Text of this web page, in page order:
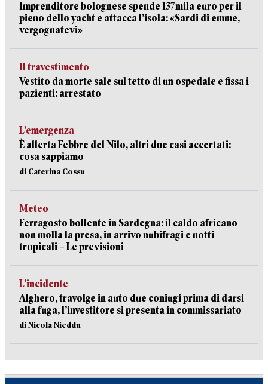
Imprenditore bolognese spende 137mila euro per il
pieno dello yacht e attacca l’isola: «Sardi di emme,
vergognatevi»
Il travestimento
Vestito da morte sale sul tetto di un ospedale e fissa i
pazienti: arrestato
L’emergenza
È allerta Febbre del Nilo, altri due casi accertati:
cosa sappiamo
di Caterina Cossu
Meteo
Ferragosto bollente in Sardegna: il caldo africano
non molla la presa, in arrivo nubifragi e notti
tropicali – Le previsioni
L’incidente
Alghero, travolge in auto due coniugi prima di darsi
alla fuga, l’investitore si presenta in commissariato
di Nicola Nieddu